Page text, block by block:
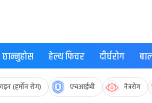
हेल्थ फिचर दीर्घरोग
(हर्मोन रोग) एचआईभी नेत्ररोग